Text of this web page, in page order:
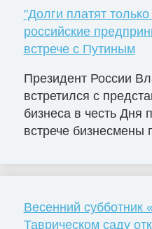
"Долги платят
российские
встрече с Путиным
Президент России
встретился с
бизнеса в честь Дня
встрече бизнесмены
Весенний
Таврическом саду